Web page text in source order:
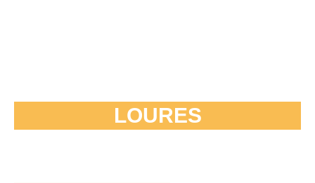
LOURES